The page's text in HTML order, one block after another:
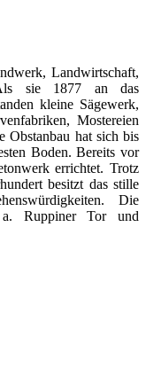
Landwirtschaft,
Als sie 1877 an das
kleine Sägewerk,
Mostereien
Obstanbau hat sich bis
Boden. Bereits vor
errichtet. Trotz
besitzt das stille
Die
a. Ruppiner Tor und